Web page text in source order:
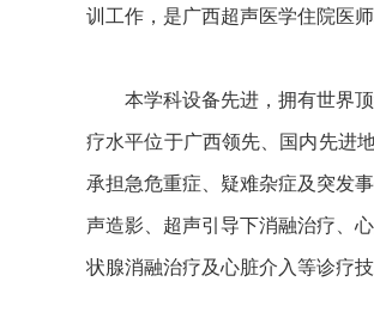
训工作，是广西超声医学住院医
本学科设备先进，拥有世界
疗水平位于广西领先、国内先进
承担急危重症、疑难杂症及突发
声造影、超声引导下消融治疗、
状腺消融治疗及心脏介入等诊疗